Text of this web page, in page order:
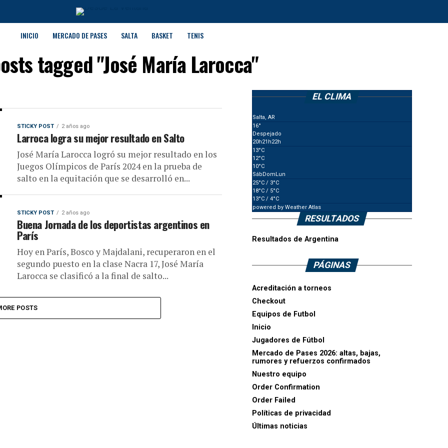
INICIO MERCADO DE PASES SALTA BASKET TENIS
tagged "José María Larocca"
STICKY POST 2 años ago
Larroca logra su mejor resultado en Salto
José María Larocca logró su mejor resultado en los
Juegos Olímpicos de París 2024 en la prueba de
salto en la equitación que se desarrolló en...
STICKY POST 2 años ago
Buena Jornada de los deportistas argentinos en
París
Hoy en París, Bosco y Majdalani, recuperaron en el
segundo puesto en la clase Nacra 17, José María
Larocca se clasificó a la final de salto...
POSTS
EL CLIMA
Salta, AR
16°
Despejado
20h21 h22h
13°C
12°C
10°C
SábDomLun
25°C / 3°C
18°C / 5°C
13°C / 4°C
powered by Weather Atlas
RESULTADOS
Resultados de Argentina
PÁGINAS
Acreditación a torneos
Checkout
Equipos de Futbol
Inicio
Jugadores de Fútbol
Mercado de Pases 2026: altas, bajas,
rumores y refuerzos confirmados
Nuestro equipo
Order Confirmation
Order Failed
Políticas de privacidad
Últimas noticias